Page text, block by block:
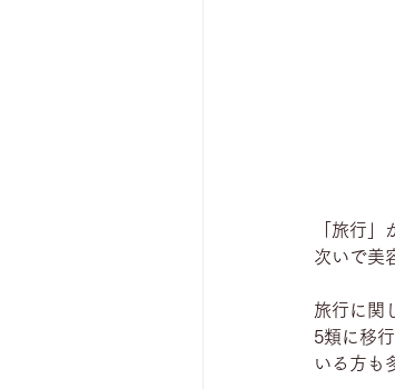
「旅行」
次いで美
旅行に関
5類に移
いる方も